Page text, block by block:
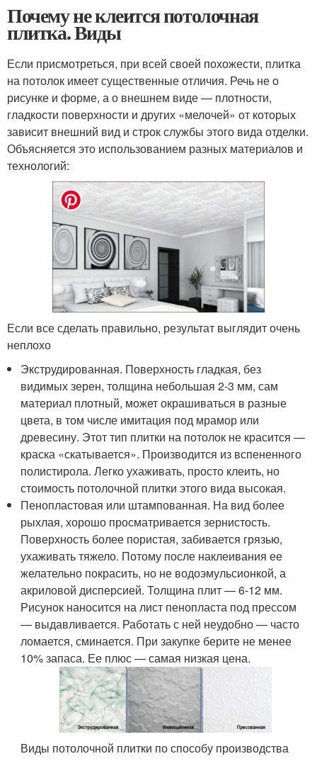
Почему не клеится потолочная
плитка. Виды
Если присмотреться, при всей своей похожести, плитка
на потолок имеет существенные отличия. Речь не о
рисунке и форме, а о внешнем виде — плотности,
гладкости поверхности и других «мелочей» от которых
зависит внешний вид и строк службы этого вида отделки.
Объясняется это использованием разных материалов и
технологий:
Если все сделать правильно, результат выглядит очень
неплохо
Экструдированная. Поверхность гладкая, без
видимых зерен, толщина небольшая 2-3 мм, сам
материал плотный, может окрашиваться в разные
цвета, в том числе имитация под мрамор или
древесину. Этот тип плитки на потолок не красится —
краска «скатывается». Производится из вспененного
полистирола. Легко ухаживать, просто клеить, но
стоимость потолочной плитки этого вида высокая.
Пенопластовая или штампованная. На вид более
рыхлая, хорошо просматривается зернистость.
Поверхность более пористая, забивается грязью,
ухаживать тяжело. Потому после наклеивания ее
желательно покрасить, но не водоэмульсионкой, а
акриловой дисперсией. Толщина плит — 6-12 мм.
Рисунок наносится на лист пенопласта под прессом
— выдавливается. Работать с ней неудобно — часто
ломается, сминается. При закупке берите не менее
10% запаса. Ее плюс — самая низкая цена.
Виды потолочной плитки по способу производства